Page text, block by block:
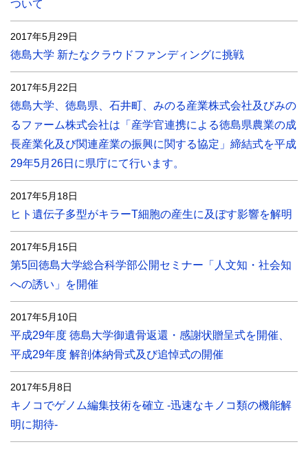
ついて
2017年5月29日
徳島大学 新たなクラウドファンディングに挑戦
2017年5月22日
徳島大学、徳島県、石井町、みのる産業株式会社及びみの
るファーム株式会社は「産学官連携による徳島県農業の成
長産業化及び関連産業の振興に関する協定」締結式を平成
29年5月26日に県庁にて行います。
2017年5月18日
ヒト遺伝子多型がキラーT細胞の産生に及ぼす影響を解明
2017年5月15日
第5回徳島大学総合科学部公開セミナー「人文知・社会知
への誘い」を開催
2017年5月10日
平成29年度 徳島大学御遺骨返還・感謝状贈呈式を開催、
平成29年度 解剖体納骨式及び追悼式の開催
2017年5月8日
キノコでゲノム編集技術を確立 -迅速なキノコ類の機能解
明に期待-